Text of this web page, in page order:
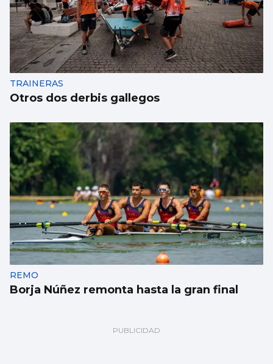
TRAINERAS
Otros dos derbis gallegos
REMO
Borja Núñez remonta hasta la gran final